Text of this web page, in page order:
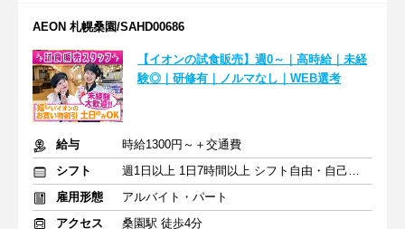
AEON 札幌桑園/SAHD00686
【イオンの試食販売】週0～｜高時給｜未経
験◎｜研修有｜ノルマなし｜WEB選考
給与
時給1300円～＋交通費
シフト
週1日以上 1日7時間以上 シフト自由・自己申告
雇用形態
アルバイト・パート
アクセス
桑園駅 徒歩4分